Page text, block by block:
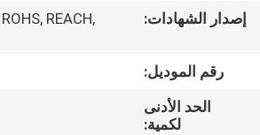
جولة
مراقبة
إصدار الشهادات:
REACH,
رقم الموديل:
الحد الأدنى
لكمية: